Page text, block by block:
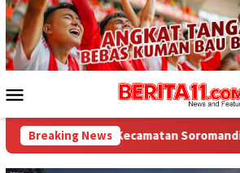
Loncat
ke
konten
Mobile
Breaking News
20 Tingkat Kecamatan Soromandi